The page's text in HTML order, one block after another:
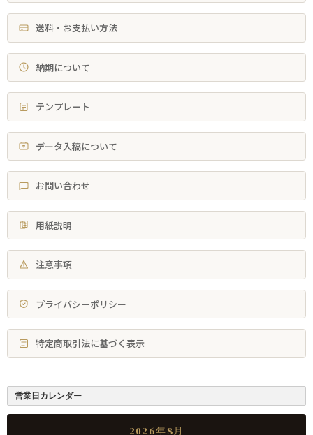
送料・お支払い方法
納期について
テンプレート
データ入稿について
お問い合わせ
用紙説明
注意事項
プライバシーポリシー
特定商取引法に基づく表示
営業日カレンダー
2026年8月